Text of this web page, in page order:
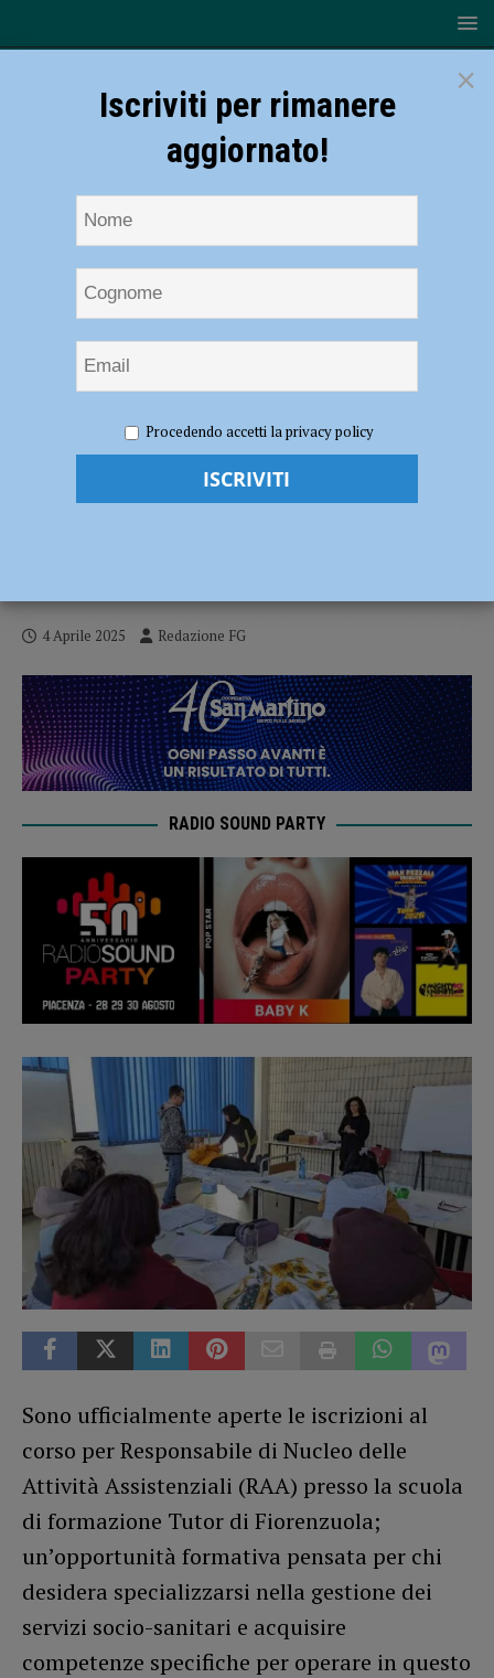
iscrizioni aperte per il corso RAA, formazione per gestire i servizi
socio-sanitari
A Tutor Fiorenzuola iscrizioni aperte per
4 Aprile 2025 Redazione FG
RADIO SOUND PARTY
Sono ufficialmente aperte le iscrizioni al
corso per Responsabile di Nucleo delle
Attività Assistenziali (RAA) presso la scuola
di formazione Tutor di Fiorenzuola;
un’opportunità formativa pensata per chi
desidera specializzarsi nella gestione dei
servizi socio-sanitari e acquisire
competenze specifiche per operare in questo
×
Iscriviti per rimanere
aggiornato!
Procedendo accetti la privacy policy